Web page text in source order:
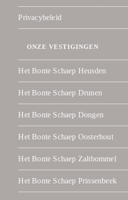
Privacybeleid
ONZE VESTIGINGEN
Het Bonte Schaep Heusden
Het Bonte Schaep Drunen
Het Bonte Schaep Dongen
Het Bonte Schaep Oosterhout
Het Bonte Schaep Zaltbommel
Het Bonte Schaep Prinsenbeek